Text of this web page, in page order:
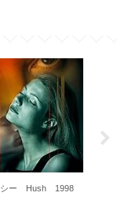
シー Hush 1998